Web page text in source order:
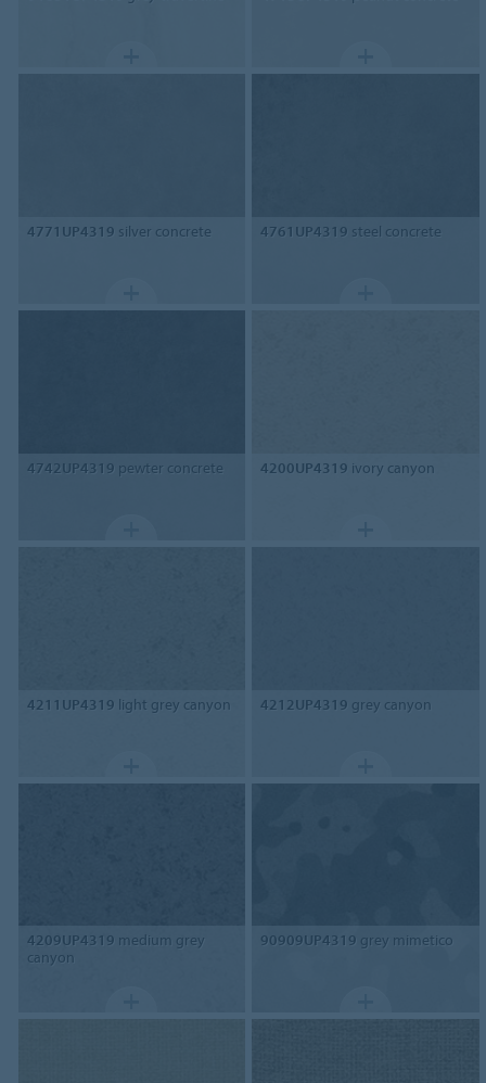
4771UP4319 silver concrete 4761UP4319 steel concrete
4742UP4319 pewter concrete 4200UP4319 ivory canyon
4211UP4319 light grey canyon 4212UP4319 grey canyon
4209UP4319 medium grey
canyon
90909UP4319 grey mimetico